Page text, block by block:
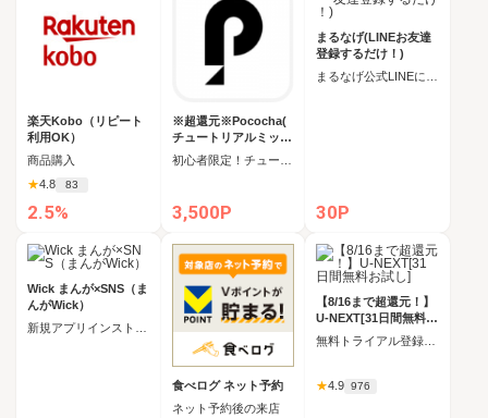
楽天Kobo（リピート
利用OK）
商品購入
★4.8 83
2.5%
※超還元※Pococha(
チュートリアルミッシ
ョン全クリア後にコイ
ンをすべて受け取る)_
3,500P
まるなげ(LINEお友達
登録するだけ！)
30P
Wick まんが×SNS（ま
んがWick）
食べログ ネット予約
ネット予約後の来店
【8/16まで超還元！】
U-NEXT[31日間無料お
試し]
★4.9 976